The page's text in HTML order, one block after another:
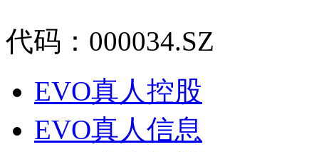
代码：000034.SZ
EVO真人控股
EVO真人信息